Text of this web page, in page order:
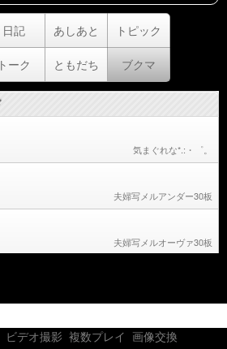
日記 あしあと トピック
トーク ともだち ブクマ
ビデオ撮影 複数プレイ 画像交換